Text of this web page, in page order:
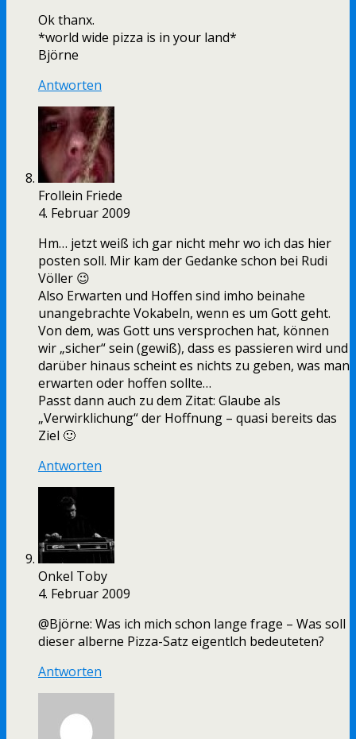
Ok thanx.
*world wide pizza is in your land*
Björne
Antworten
Frollein Friede
4. Februar 2009
Hm… jetzt weiß ich gar nicht mehr wo ich das hier
posten soll. Mir kam der Gedanke schon bei Rudi
Völler 😉
Also Erwarten und Hoffen sind imho beinahe
unangebrachte Vokabeln, wenn es um Gott geht.
Von dem, was Gott uns versprochen hat, können
wir „sicher“ sein (gewiß), dass es passieren wird und
darüber hinaus scheint es nichts zu geben, was man
erwarten oder hoffen sollte…
Passt dann auch zu dem Zitat: Glaube als
„Verwirklichung“ der Hoffnung – quasi bereits das
Ziel 🙂
Antworten
Onkel Toby
4. Februar 2009
@Björne: Was ich mich schon lange frage – Was soll
dieser alberne Pizza-Satz eigentlch bedeuteten?
Antworten